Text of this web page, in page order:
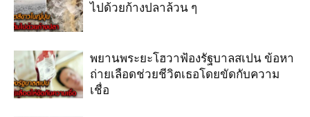
ไปด้วยก้างปลาล้วน ๆ
พยานพระยะโฮวาฟ้องรัฐบาลสเปน ข้อหา
ถ่ายเลือดช่วยชีวิตเธอโดยขัดกับความ
เชื่อ